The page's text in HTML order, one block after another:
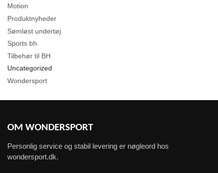
Motion
Produktnyheder
Sømløst undertøj
Sports bh
Tilbehør til BH
Uncategorized
Wondersport
OM WONDERSPORT
Personlig service og stabil levering er nøgleord hos
wondersport.dk.